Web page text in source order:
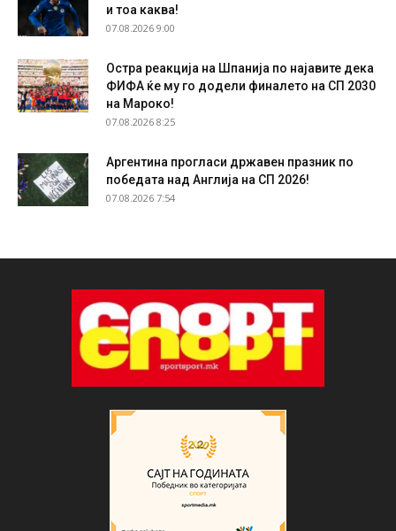
и тоа каква!
07.08.2026 9:00
Остра реакција на Шпанија по најавите дека
ФИФА ќе му го додели финалето на СП 2030
на Мароко!
07.08.2026 8:25
Аргентина прогласи државен празник по
победата над Англија на СП 2026!
07.08.2026 7:54